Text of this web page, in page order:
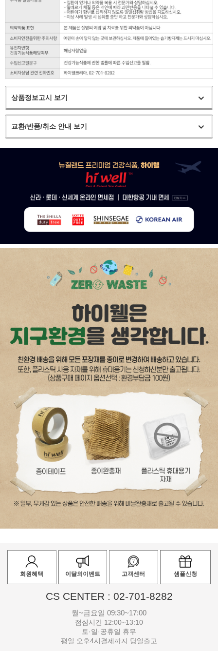
상품정보고시 보기
교환/반품/취소 안내 보기
회원혜택 이달의이벤트 고객센터 샘플신청
CS CENTER : 02-701-8282
월~금요일 09:30~17:00
점심시간 12:00~13:10
토·일·공휴일 휴무
평일 오후4시결제까지 당일출고